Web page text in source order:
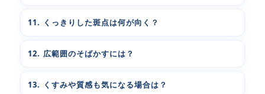
11. くっきりした斑点は何が向く？
12. 広範囲のそばかすには？
13. くすみや質感も気になる場合は？